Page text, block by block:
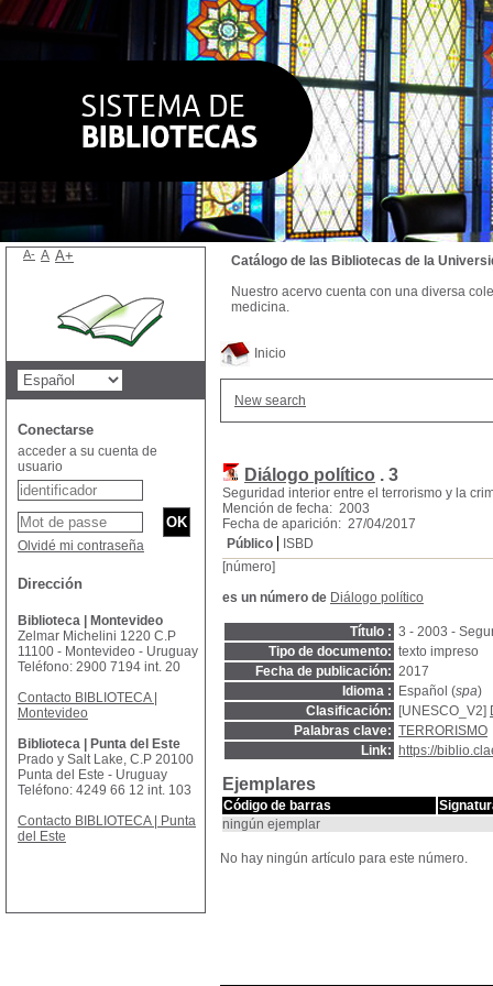
Inicio
New search
Diálogo político . 3
Seguridad interior entre el terrorismo y la
Mención de fecha: 2003
Fecha de aparición: 27/04/2017
Público
ISBD
[número]
es un número de Diálogo político
Título : 3 - 2003 -
Tipo de documento: texto impreso
Fecha de publicación: 2017
Idioma :
Español (spa)
Clasificación:
[UNESCO_V2]
Palabras clave: TERRORISMO
Link:
https://
Ejemplares
Código de barras
ningún ejemplar
No hay ningún artículo para este número.
Catálogo de las Bibliotecas de la
Nuestro acervo cuenta con una diversa
medicina.
A- A A+
Conectarse
acceder a su cuenta de
usuario
Olvidé mi contraseña
Dirección
Biblioteca | Montevideo
Zelmar Michelini 1220 C.P
11100 - Montevideo - Uruguay
Teléfono: 2900 7194 int. 20
Contacto BIBLIOTECA |
Montevideo
Biblioteca | Punta del Este
Prado y Salt Lake, C.P 20100
Punta del Este - Uruguay
Teléfono: 4249 66 12 int. 103
Contacto BIBLIOTECA | Punta
del Este